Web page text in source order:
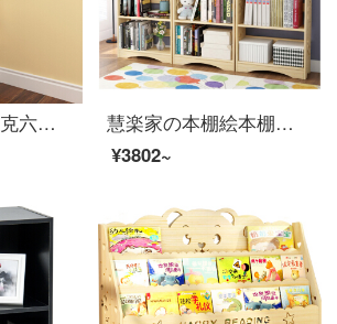
慧楽家本棚魯比克六階回転角コンボボックス大容量ロッカー白楓色11325-1
慧楽家の本棚絵本棚書斎五階の実木書棚が床に落ちています。棚60幅の白鳥タイプです。
¥3802~